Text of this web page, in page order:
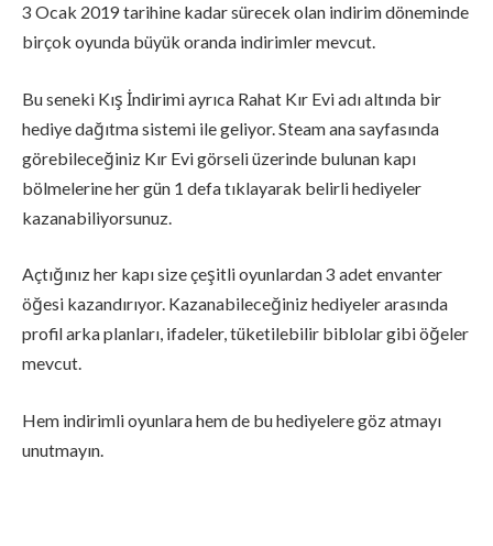
3 Ocak 2019 tarihine kadar sürecek olan indirim döneminde
birçok oyunda büyük oranda indirimler mevcut.
Bu seneki Kış İndirimi ayrıca Rahat Kır Evi adı altında bir
hediye dağıtma sistemi ile geliyor. Steam ana sayfasında
görebileceğiniz Kır Evi görseli üzerinde bulunan kapı
bölmelerine her gün 1 defa tıklayarak belirli hediyeler
kazanabiliyorsunuz.
Açtığınız her kapı size çeşitli oyunlardan 3 adet envanter
öğesi kazandırıyor. Kazanabileceğiniz hediyeler arasında
profil arka planları, ifadeler, tüketilebilir biblolar gibi öğeler
mevcut.
Hem indirimli oyunlara hem de bu hediyelere göz atmayı
unutmayın.